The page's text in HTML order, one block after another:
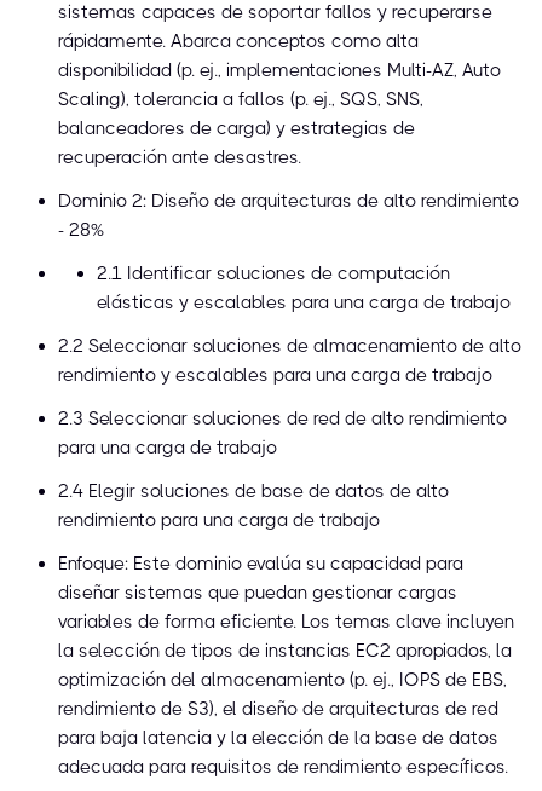
sistemas capaces de soportar fallos y recuperarse
rápidamente. Abarca conceptos como alta
disponibilidad (p. ej., implementaciones Multi-AZ, Auto
Scaling), tolerancia a fallos (p. ej., SQS, SNS,
balanceadores de carga) y estrategias de
recuperación ante desastres.
Dominio 2: Diseño de arquitecturas de alto rendimiento
- 28%
2.1 Identificar soluciones de computación
elásticas y escalables para una carga de trabajo
2.2 Seleccionar soluciones de almacenamiento de alto
rendimiento y escalables para una carga de trabajo
2.3 Seleccionar soluciones de red de alto rendimiento
para una carga de trabajo
2.4 Elegir soluciones de base de datos de alto
rendimiento para una carga de trabajo
Enfoque: Este dominio evalúa su capacidad para
diseñar sistemas que puedan gestionar cargas
variables de forma eficiente. Los temas clave incluyen
la selección de tipos de instancias EC2 apropiados, la
optimización del almacenamiento (p. ej., IOPS de EBS,
rendimiento de S3), el diseño de arquitecturas de red
para baja latencia y la elección de la base de datos
adecuada para requisitos de rendimiento específicos.